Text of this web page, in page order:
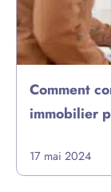
Comment
immobilier
17 mai 2024